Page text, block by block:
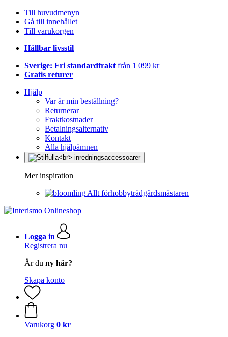
Till huvudmenyn
Gå till innehållet
Till varukorgen
Hållbar livsstil
Sverige: Fri standardfrakt från 1 099 kr
Gratis returer
Hjälp
Var är min beställning?
Returnerar
Fraktkostnader
Betalningsalternativ
Kontakt
Alla hjälpämnen
Mer inspiration
Allt förhobbyträdgårdsmästaren
Logga in
Registrera nu
Är du ny här?
Skapa konto
Varukorg 0 kr